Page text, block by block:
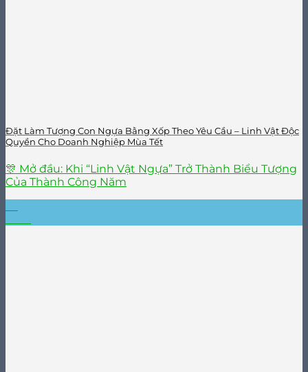
Đặt Làm Tượng Con Ngựa Bằng Xốp Theo Yêu Cầu – Linh Vật Độc
Quyền Cho Doanh Nghiệp Mùa Tết
🎊 Mở đầu: Khi “Linh Vật Ngựa” Trở Thành Biểu Tượng
Của Thành Công Năm